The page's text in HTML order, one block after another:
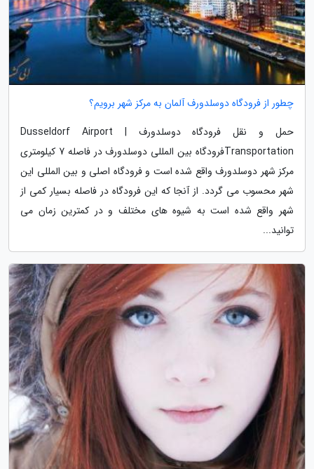
چطور از فرودگاه دوسلدورف آلمان به مرکز شهر برویم؟
حمل و نقل فرودگاه دوسلدورف | Dusseldorf Airport
Transportationفرودگاه بین المللی دوسلدورف در فاصله 7 کیلومتری
مرکز شهر دوسلدورف واقع شده است و فرودگاه اصلی و بین المللی این
شهر محسوب می گردد. از آنجا که این فرودگاه در فاصله بسیار کمی از
شهر واقع شده است به شیوه های مختلف و در کمترین زمان می
توانید...